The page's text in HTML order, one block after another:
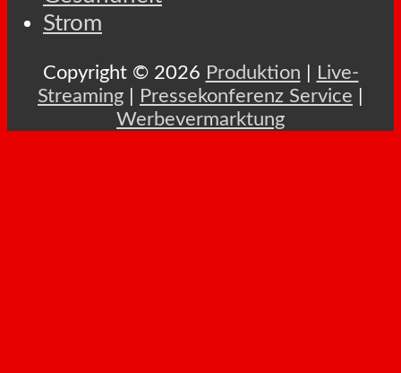
Strom
Copyright © 2026 Produktion
Live-
Streaming
Pressekonferenz Service
Werbevermarktung